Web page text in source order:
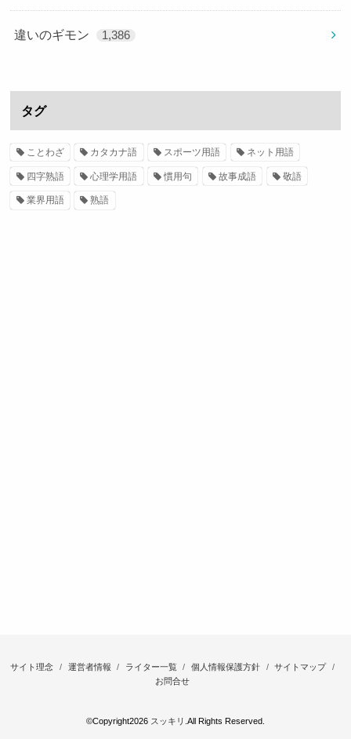
違いのギモン 1,386
タグ
ことわざ カタカナ語 スポーツ用語 ネット用語
四字熟語 心理学用語 慣用句 故事成語 敬語
業界用語 熟語
サイト理念 運営者情報 ライター一覧 個人情報保護方針
サイトマップ
お問合せ
©Copyright2026 スッキリ .All Rights Reserved.